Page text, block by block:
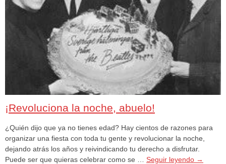
¡Revoluciona la noche, abuelo!
¿Quién dijo que ya no tienes edad? Hay cientos de razones para
organizar una fiesta con toda tu gente y revolucionar la noche,
dejando atrás los años y reivindicando tu derecho a disfrutar.
Puede ser que quieras celebrar como se … Seguir leyendo →